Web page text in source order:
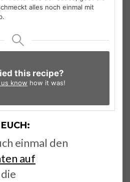
alles noch einmal mit
this recipe?
know how it was!
einmal den
auf
die